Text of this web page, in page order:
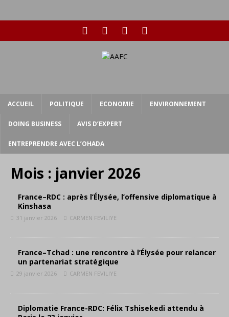
ACCUEIL POLITIQUE ECONOMIE ENVIRONNEMENT
DOING BUSINESS AVIS D’EXPERT
ENTREPRENDRE AVEC L’OHADA
Mois : janvier 2026
France–RDC : après l’Élysée, l’offensive diplomatique à
Kinshasa
31 janvier 2026 CARMEN FEVILIYE
France–Tchad : une rencontre à l’Élysée pour relancer
un partenariat stratégique
29 janvier 2026 CARMEN FEVILIYE
Diplomatie France-RDC: Félix Tshisekedi attendu à